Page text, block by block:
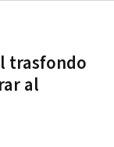
trasfondo
al